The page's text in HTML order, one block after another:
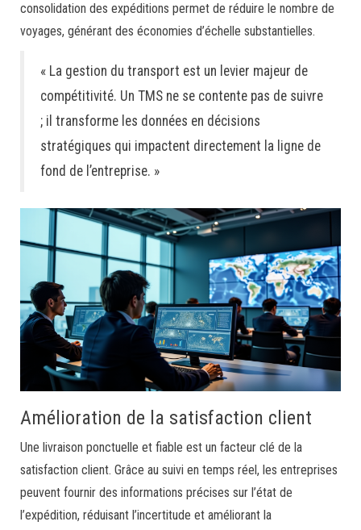
consolidation des expéditions permet de réduire le nombre de
voyages, générant des économies d’échelle substantielles.
« La gestion du transport est un levier majeur de
compétitivité. Un TMS ne se contente pas de suivre
; il transforme les données en décisions
stratégiques qui impactent directement la ligne de
fond de l’entreprise. »
Amélioration de la satisfaction client
Une livraison ponctuelle et fiable est un facteur clé de la
satisfaction client. Grâce au suivi en temps réel, les entreprises
peuvent fournir des informations précises sur l’état de
l’expédition, réduisant l’incertitude et améliorant la